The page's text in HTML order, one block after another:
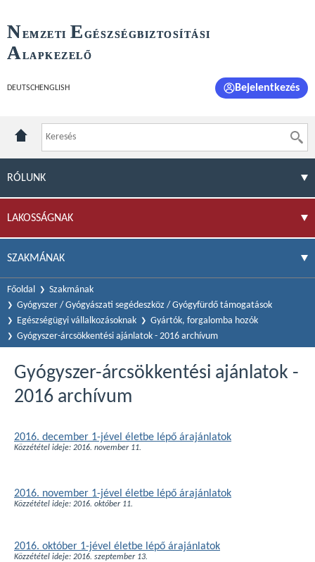
NEMZETI E GÉSZSÉGBIZTOSÍTÁSI
ALAPKEZELŐ
DEUTSCH ENGLISH Bejelentkezés
RÓLUNK
LAKOSSÁGNAK
SZAKMÁNAK
Főoldal
Szakmának
Gyógyszer / Gyógyászati segédeszköz / Gyógyfürdő támogatások
Egészségügyi vállalkozásoknak
Gyártók, forgalomba hozók
Gyógyszer-árcsökkentési ajánlatok - 2016 archívum
Gyógyszer-árcsökkentési ajánlatok -
2016 archívum
2016. december 1-jével életbe lépő árajánlatok
Közzététel ideje: 2016. november 11.
2016. november 1-jével életbe lépő árajánlatok
Közzététel ideje: 2016. október 11.
2016. október 1-jével életbe lépő árajánlatok
Közzététel ideje: 2016. szeptember 13.